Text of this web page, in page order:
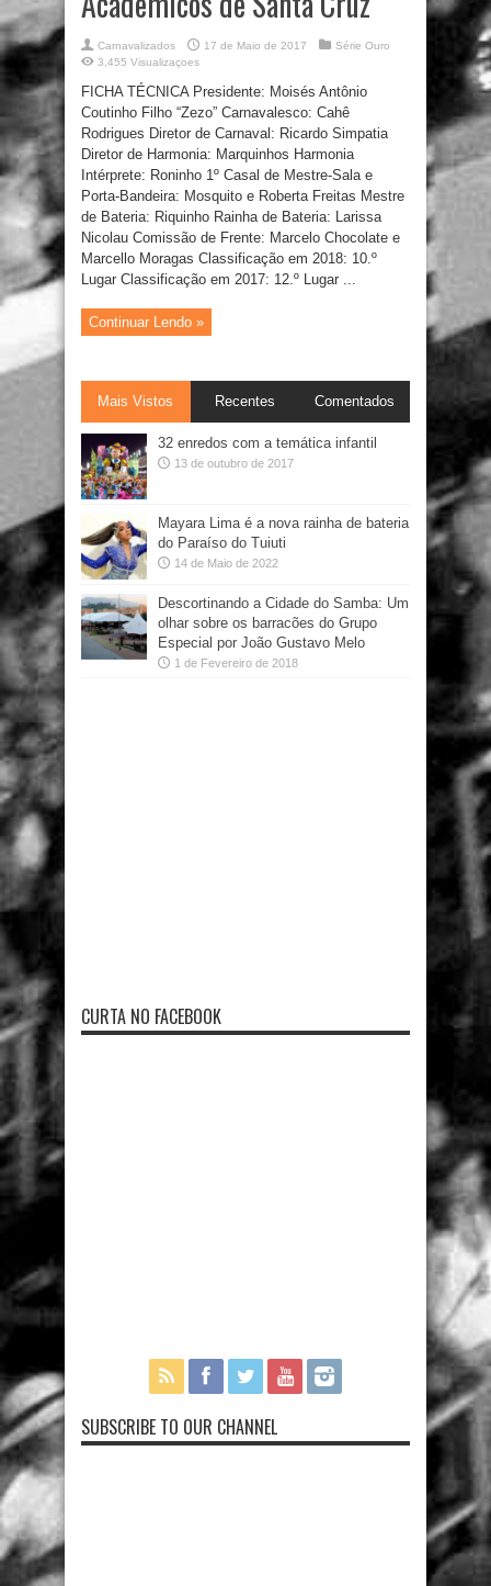
Carnavalizados 17 de Maio de 2017
Série Ouro
3,455 Visualizaçoes
FICHA TÉCNICA Presidente: Moisés Antônio
Coutinho Filho “Zezo” Carnavalesco: Cahê
Rodrigues Diretor de Carnaval: Ricardo Simpatia
Diretor de Harmonia: Marquinhos Harmonia
Intérprete: Roninho 1º Casal de Mestre-Sala e
Porta-Bandeira: Mosquito e Roberta Freitas Mestre
de Bateria: Riquinho Rainha de Bateria: Larissa
Nicolau Comissão de Frente: Marcelo Chocolate e
Marcello Moragas Classificação em 2018: 10.º
Lugar Classificação em 2017: 12.º Lugar ...
Continuar Lendo »
Mais Vistos Recentes Comentados
32 enredos com a temática infantil
13 de outubro de 2017
Mayara Lima é a nova rainha de bateria
do Paraíso do Tuiuti
14 de Maio de 2022
Descortinando a Cidade do Samba: Um
olhar sobre os barracões do Grupo
Especial por João Gustavo Melo
1 de Fevereiro de 2018
CURTA NO FACEBOOK
SUBSCRIBE TO OUR CHANNEL